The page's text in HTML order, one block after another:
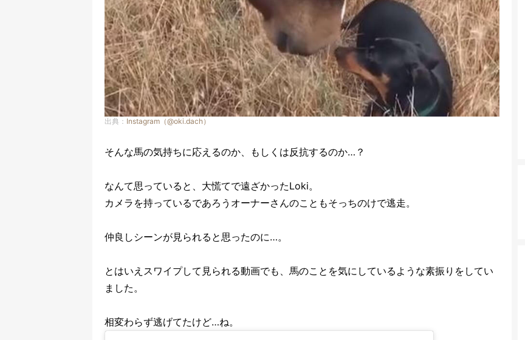
出典： Instagram（@oki.dach）
そんな馬の気持ちに応えるのか、もしくは反抗するのか…？
なんて思っていると、大慌てで遠ざかったLoki。
カメラを持っているであろうオーナーさんのこともそっちのけで逃走。
仲良しシーンが見られると思ったのに…。
とはいえスワイプして見られる動画でも、馬のことを気にしているような素振りをしてい
ました。
相変わらず逃げてたけど…ね。